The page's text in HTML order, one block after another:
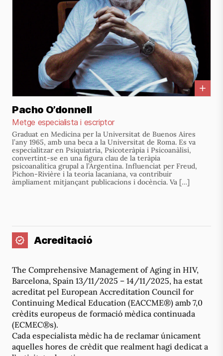
Pacho O’donnell
Metge especialista i escriptor
Graduat en Medicina per la Universitat de Buenos Aires
l’any 1965, amb una beca a la Universitat de Roma. Es va
especialitzar en Psiquiatria, Psicoteràpia i Psicoanàlisi,
convertint-se en una figura clau de la teràpia
psicoanalítica grupal a l’Argentina. Influenciat per Freud,
Pichon-Rivière i la teoria lacaniana, va contribuir
àmpliament mitjançant publicacions i docència. Va […]
Acreditació
The Comprehensive Management of Aging in HIV,
Barcelona, Spain 13/11/2025 – 14/11/2025, ha estat
acreditat pel European Accreditation Council for
Continuing Medical Education (EACCME®) amb 7,0
crèdits europeus de formació mèdica continuada
(ECMEC®s).
Cada especialista mèdic ha de reclamar únicament
aquelles hores de crèdit que realment hagi dedicat a